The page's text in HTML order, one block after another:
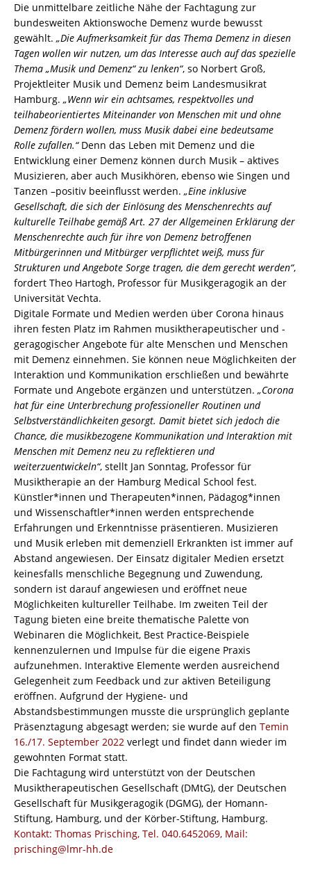
Die unmittelbare zeitliche Nähe der Fachtagung zur
bundesweiten Aktionswoche Demenz wurde bewusst
gewählt. „Die Aufmerksamkeit für das Thema Demenz in diesen
Tagen wollen wir nutzen, um das Interesse auch auf das spezielle
Thema „Musik und Demenz“ zu lenken“, so Norbert Groß,
Projektleiter Musik und Demenz beim Landesmusikrat
Hamburg. „Wenn wir ein achtsames, respektvolles und
teilhabeorientiertes Miteinander von Menschen mit und ohne
Demenz fördern wollen, muss Musik dabei eine bedeutsame
Rolle zufallen.“Denn das Leben mit Demenz und die
Entwicklung einer Demenz können durch Musik – aktives
Musizieren, aber auch Musikhören, ebenso wie Singen und
Tanzen –positiv beeinflusst werden. „Eine inklusive
Gesellschaft, die sich der Einlösung des Menschenrechts auf
kulturelle Teilhabe gemäß Art. 27 der Allgemeinen Erklärung der
Menschenrechte auch für ihre von Demenz betroffenen
Mitbürgerinnen und Mitbürger verpflichtet weiß, muss für
Strukturen und Angebote Sorge tragen, die dem gerecht werden“,
fordert Theo Hartogh, Professor für Musikgeragogik an der
Universität Vechta.
Digitale Formate und Medien werden über Corona hinaus
ihren festen Platz im Rahmen musiktherapeutischer und -
geragogischer Angebote für alte Menschen und Menschen
mit Demenz einnehmen. Sie können neue Möglichkeiten der
Interaktion und Kommunikation erschließen und bewährte
Formate und Angebote ergänzen und unterstützen. „Corona
hat für eine Unterbrechung professioneller Routinen und
Selbstverständlichkeiten gesorgt. Damit bietet sich jedoch die
Chance, die musikbezogene Kommunikation und Interaktion mit
Menschen mit Demenz neu zu reflektieren und
weiterzuentwickeln“, stellt Jan Sonntag, Professor für
Musiktherapie an der Hamburg Medical School fest.
Künstler*innen und Therapeuten*innen, Pädagog*innen
und Wissenschaftler*innen werden entsprechende
Erfahrungen und Erkenntnisse präsentieren. Musizieren
und Musik erleben mit demenziell Erkrankten ist immer auf
Abstand angewiesen. Der Einsatz digitaler Medien ersetzt
keinesfalls menschliche Begegnung und Zuwendung,
sondern ist darauf angewiesen und eröffnet neue
Möglichkeiten kultureller Teilhabe. Im zweiten Teil der
Tagung bieten eine breite thematische Palette von
Webinaren die Möglichkeit, Best Practice-Beispiele
kennenzulernen und Impulse für die eigene Praxis
aufzunehmen. Interaktive Elemente werden ausreichend
Gelegenheit zum Feedback und zur aktiven Beteiligung
eröffnen. Aufgrund der Hygiene- und
Abstandsbestimmungen musste die ursprünglich geplante
Präsenztagung abgesagt werden; sie wurde auf den Temin
16./17. September 2022 verlegt und findet dann wieder im
gewohnten Format statt.
Die Fachtagung wird unterstützt von der Deutschen
Musiktherapeutischen Gesellschaft (DMtG), der Deutschen
Gesellschaft für Musikgeragogik (DGMG), der Homann-
Stiftung, Hamburg, und der Körber-Stiftung, Hamburg.
Kontakt: Thomas Prisching, Tel. 040.6452069, Mail:
prisching@lmr-hh.de